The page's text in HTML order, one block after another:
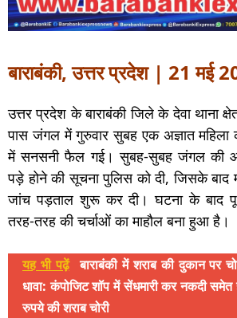
बाराबंकी, उत्तर प्रदेश | 21 मई
उत्तर प्रदेश के बाराबंकी जिले के देवा थाना
पास जंगल में गुरुवार सुबह एक अज्ञात
में सनसनी फैल गई। सुबह-सुबह जंगल की
पड़े होने की सूचना पुलिस को दी, जिसके बाद
जांच पड़ताल शुरू कर दी। घटना के बाद
तरह-तरह की चर्चाओं का माहौल बना हुआ है।
यह भी पढ़ें
बाराबंकी में शराब की दुकान पर
धावा: कंपोजिट शॉप में सेंधमारी कर नकदी समेत
रुपये की शराब चोरी